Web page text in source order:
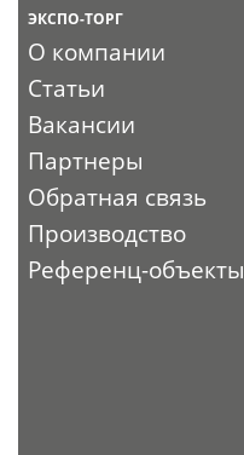
ЭКСПО-ТОРГ
О компании
Статьи
Вакансии
Партнеры
Обратная связь
Производство
Референц-объекты